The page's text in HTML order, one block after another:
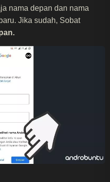
nama depan dan nama
Jika sudah, Sobat